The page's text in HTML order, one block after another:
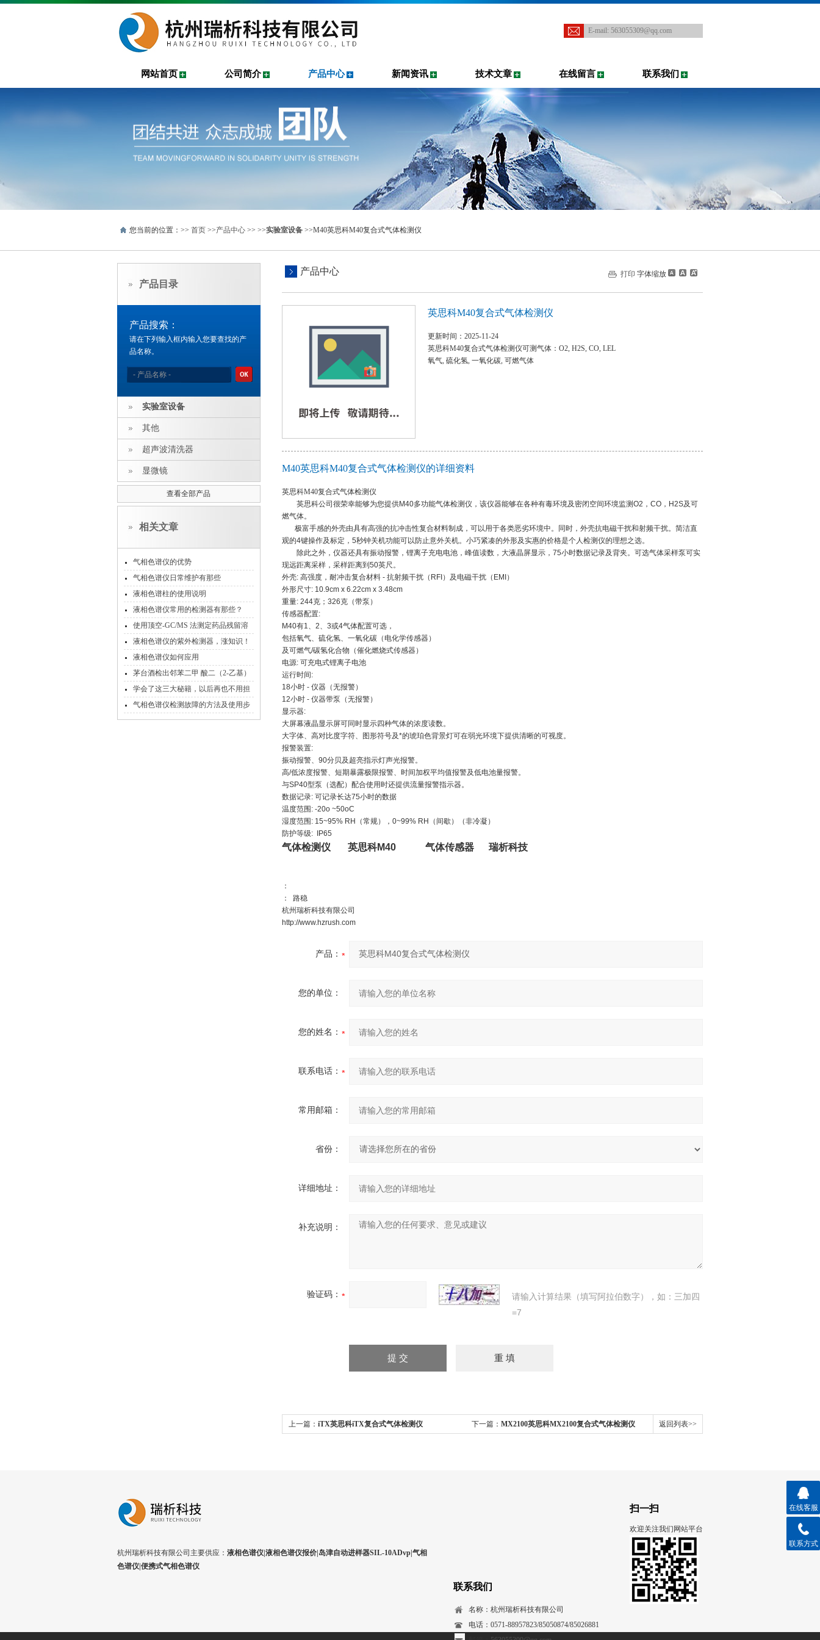
E-mail: 563055309@qq.com
网站首页 公司简介 产品中心 新闻资讯 技术文章 在线留言 联系我们
您当前的位置：>> 首页 >>产品中心 >> >>实验室设备 >>M40英思科M40复合式气体检测仪
产品目录
产品搜索：
请在下列输入框内输入您要查找的产
品名称。
实验室设备
其他
超声波清洗器
显微镜
查看全部产品
相关文章
气相色谱仪的优势
气相色谱仪日常维护有那些
液相色谱柱的使用说明
液相色谱仪常用的检测器有那些？
使用顶空-GC/MS 法测定药品残留溶
剂
液相色谱仪的紫外检测器，涨知识！
液相色谱仪如何应用
茅台酒检出邻苯二甲 酸二（2-乙基）
己酯
学会了这三大秘籍，以后再也不用担
心气相色谱仪色谱峰定性问题了
气相色谱仪检测故障的方法及使用步
骤
产品中心 打印 字体缩放
英思科M40复合式气体检测仪
更新时间：2025-11-24
英思科M40复合式气体检测仪可测气体：O2, H2S, CO, LEL
氧气, 硫化氢, 一氧化碳, 可燃气体
M40英思科M40复合式气体检测仪的详细资料
英思科M40复合式气体检测仪
英思科公司很荣幸能够为您提供M40多功能气体检测仪，该仪器能够在各种有毒环境及密闭空间环境监测O2，CO，H2S及可
燃气体。
极富手感的外壳由具有高强的抗冲击性复合材料制成，可以用于各类恶劣环境中。同时，外壳抗电磁干扰和射频干扰。简洁直
观的4键操作及标定，5秒钟关机功能可以防止意外关机。小巧紧凑的外形及实惠的价格是个人检测仪的理想之选。
除此之外，仪器还具有振动报警，锂离子充电电池，峰值读数，大液晶屏显示，75小时数据记录及背夹。可选气体采样泵可实
现远距离采样，采样距离到50英尺。
外壳: 高强度，耐冲击复合材料 - 抗射频干扰（RFI）及电磁干扰（EMI）
外形尺寸: 10.9cm x 6.22cm x 3.48cm
重量: 244克；326克（带泵）
传感器配置:
M40有1、2、3或4气体配置可选，
包括氧气、硫化氢、一氧化碳（电化学传感器）
及可燃气/碳氢化合物（催化燃烧式传感器）
电源: 可充电式锂离子电池
运行时间:
18小时 - 仪器（无报警）
12小时 - 仪器带泵（无报警）
显示器:
大屏幕液晶显示屏可同时显示四种气体的浓度读数。
大字体、高对比度字符、图形符号及*的琥珀色背景灯可在弱光环境下提供清晰的可视度。
报警装置:
振动报警、90分贝及超亮指示灯声光报警。
高/低浓度报警、短期暴露极限报警、时间加权平均值报警及低电池量报警。
与SP40型泵（选配）配合使用时还提供流量报警指示器。
数据记录: 可记录长达75小时的数据
温度范围: -20o ~50oC
湿度范围: 15~95% RH（常规），0~99% RH（间歇）（非冷凝）
防护等级: IP65
气体检测仪 英思科M40 气体传感器 瑞析科技
：
： 路稳
杭州瑞析科技有限公司
http://www.hzrush.com
产品：
您的单位：
您的姓名：
联系电话：
常用邮箱：
省份：
详细地址：
补充说明：
验证码：
请输入计算结果（填写阿拉伯数字），如：三加四
=7
上一篇： iTX英思科iTX复合式气体检测仪 下一篇： MX2100英思科MX2100复合式气体检测仪 返回列表>>
杭州瑞析科技有限公司主要供应： 液相色谱仪|液相色谱仪报价|岛津自动进样器SIL-10ADvp|气相
色谱仪|便携式气相色谱仪
扫一扫
欢迎关注我们网站平台
联系我们
名称：杭州瑞析科技有限公司
电话：0571-88957823/85050874/85026881
在线客服
联系方式